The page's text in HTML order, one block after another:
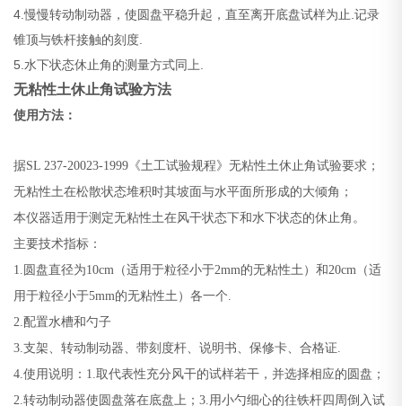
4.慢慢转动制动器，使圆盘平稳升起，直至离开底盘试样为止.记录
锥顶与铁杆接触的刻度.
5.水下状态休止角的测量方式同上.
无粘性土休止角试验方法
使用方法：
据SL 237-20023-1999《土工试验规程》无粘性土休止角试验要求；
无粘性土在松散状态堆积时其坡面与水平面所形成的大倾角；
本仪器适用于测定无粘性土在风干状态下和水下状态的休止角。
主要技术指标：
1. 圆盘直径为10cm（适用于粒径小于2mm的无粘性土）和20cm（适
用于粒径小于5mm的无粘性土）各一个.
2.配置水槽和勺子
3.支架、转动制动器、带刻度杆、说明书、保修卡、合格证.
4.使用说明：1.取代表性充分风干的试样若干，并选择相应的圆盘；
2.转动制动器使圆盘落在底盘上；3.用小勺细心的往铁杆四周倒入试